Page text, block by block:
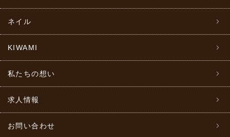
ネイル
KIWAMI
私たちの想い
求人情報
お問い合わせ